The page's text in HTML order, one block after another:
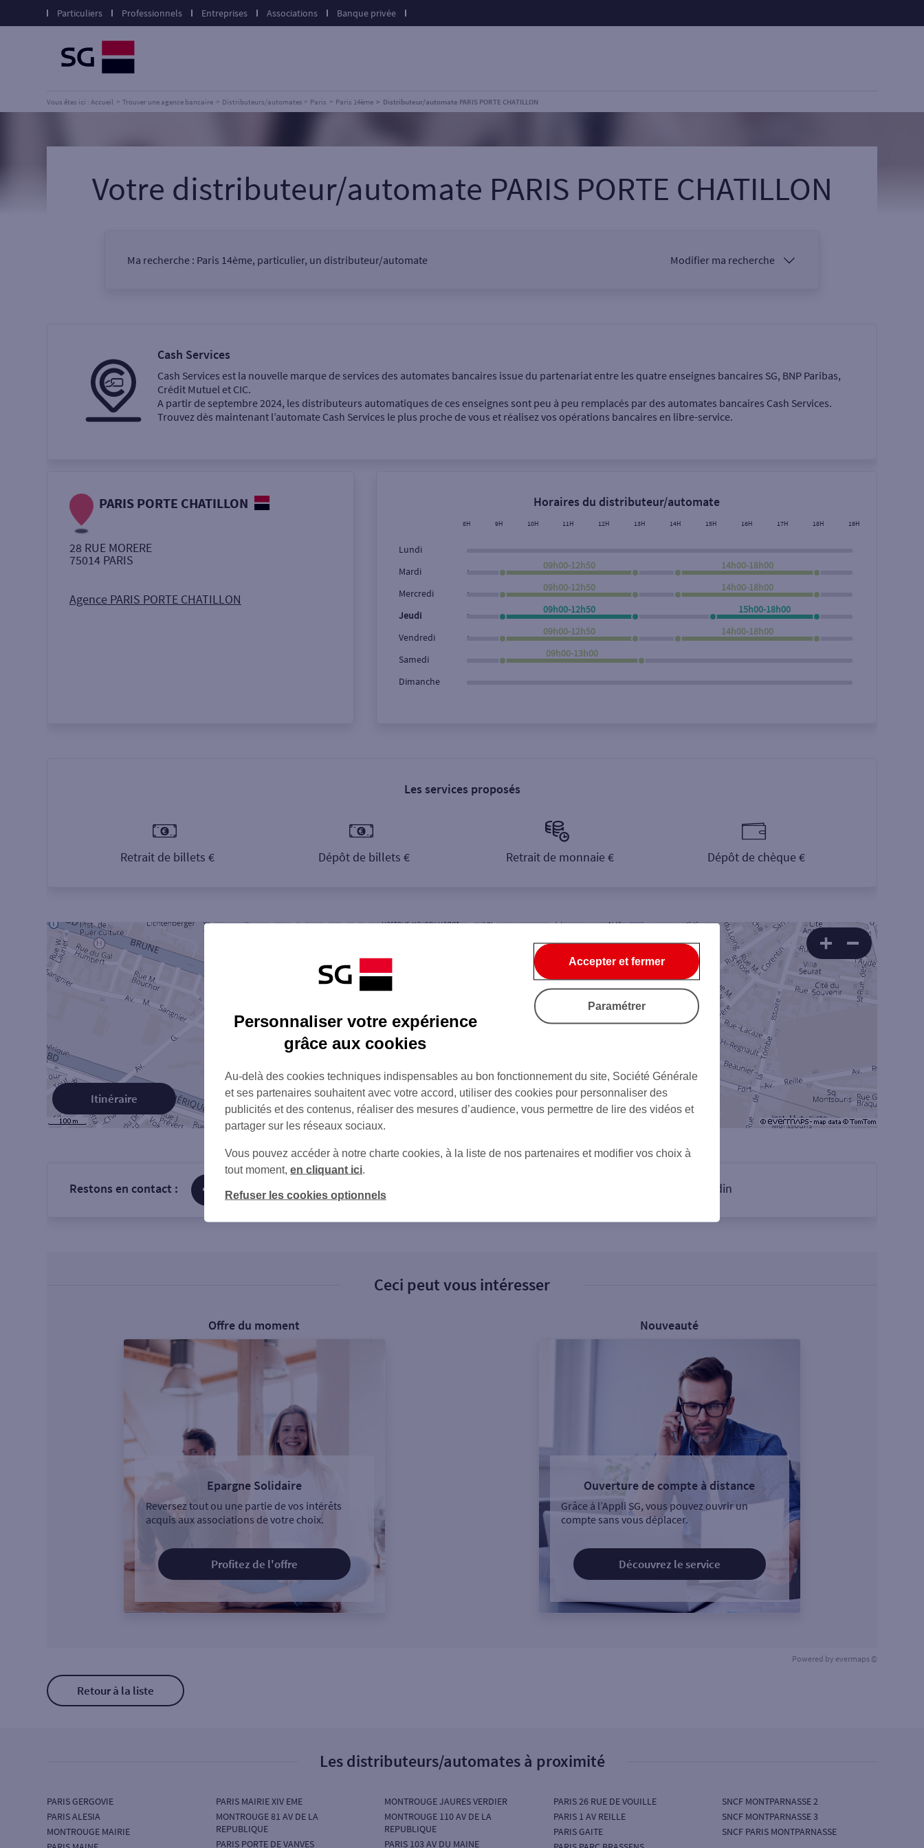
Particuliers Professionnels Entreprises Associations Banque privée
Vous êtes ici : Accueil Trouver une agence bancaire Distributeurs/automates Paris Paris 14ème Distributeur/automate PARIS PORTE CHATILLON
Votre distributeur/automate PARIS PORTE CHATILLON
Ma recherche : Paris 14ème, particulier, un distributeur/automate Modifier ma recherche
Ma recherche
Retrait de billets €
Retrait de monnaie €
Rue Rechercher
Cash Services
Cash Services est la nouvelle marque de services des automates bancaires issue du partenariat entre les quatre enseignes bancaires SG, BNP Paribas,
Crédit Mutuel et CIC.
A partir de septembre 2024, les distributeurs automatiques de ces enseignes sont peu à peu remplacés par des automates bancaires Cash Services.
Trouvez dès maintenant l’automate Cash Services le plus proche de vous et réalisez vos opérations bancaires en libre-service.
PARIS PORTE CHATILLON
28 RUE MORERE
75014 PARIS
Agence PARIS PORTE CHATILLON
Horaires du distributeur/automate
8H 9H 10H 11H 12H 13H 14H 15H 16H 17H 18H 19H
Lundi
Mardi
09h00-12h50
, 14h00-18h00
Mercredi
09h00-12h50
, 14h00-18h00
Jeudi
09h00-12h50
, 15h00-18h00
Vendredi
09h00-12h50
, 14h00-18h00
Samedi
09h00-13h00
Dimanche
Les services proposés
Retrait de billets € Dépôt de billets € Retrait de monnaie € Dépôt de chèque €
Itinéraire
Restons en contact : sur Facebook sur Linkedin
Ceci peut vous intéresser
Offre du moment
Epargne Solidaire
Reversez tout ou une partie de vos intérêts
acquis aux associations de votre choix.
Profitez de l'offre
Nouveauté
Ouverture de compte à distance
Grâce à l’Appli SG, vous pouvez ouvrir un
compte sans vous déplacer.
Découvrez le service
Powered by evermaps ©
Retour à la liste
Les distributeurs/automates à proximité
PARIS GERGOVIE
PARIS ALESIA
MONTROUGE MAIRIE
PARIS MAIRIE XIV EME
MONTROUGE 81 AV DE LA
REPUBLIQUE
PARIS PORTE DE VANVES
MONTROUGE JAURES VERDIER
MONTROUGE 110 AV DE LA
REPUBLIQUE
PARIS 103 AV DU MAINE
PARIS 26 RUE DE VOUILLE
PARIS 1 AV REILLE
PARIS GAITE
SNCF MONTPARNASSE 2
SNCF MONTPARNASSE 3
SNCF PARIS MONTPARNASSE
Personnaliser votre expérience
grâce aux cookies
Au-delà des cookies techniques indispensables au bon fonctionnement du site, Société Générale
et ses partenaires souhaitent avec votre accord, utiliser des cookies pour personnaliser des
publicités et des contenus, réaliser des mesures d’audience, vous permettre de lire des vidéos et
partager sur les réseaux sociaux.
Vous pouvez accéder à notre charte cookies, à la liste de nos partenaires et modifier vos choix à
tout moment, en cliquant ici.
Refuser les cookies optionnels
Accepter et fermer
Paramétrer